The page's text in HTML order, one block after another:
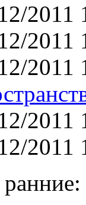
2011
2011
2011
2011
2011